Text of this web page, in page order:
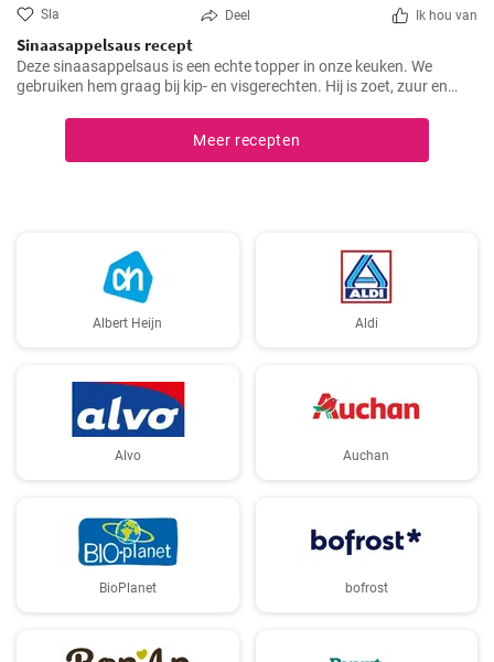
Sla Deel Ik hou van
Sinaasappelsaus recept
Deze sinaasappelsaus is een echte topper in onze keuken. We
gebruiken hem graag bij kip- en visgerechten. Hij is zoet, zuur en
Meer recepten
Albert Heijn Aldi
Alvo Auchan
BioPlanet bofrost